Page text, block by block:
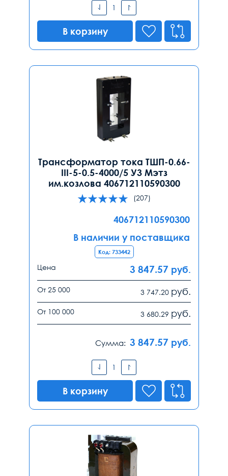
В корзину
Трансформатор тока ТШП-0.66-
III-5-0.5-4000/5 У3 Мэтз
им.козлова 406712110590300
(207)
406712110590300
В наличии у поставщика
Код: 733442
Цена 3 847.57 руб.
От 25 000 3 747.20 руб.
От 100 000 3 680.29 руб.
Сумма: 3 847.57 руб.
В корзину